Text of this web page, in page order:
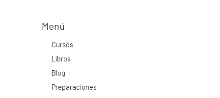
Menú
Cursos
Libros
Blog
Preparaciones